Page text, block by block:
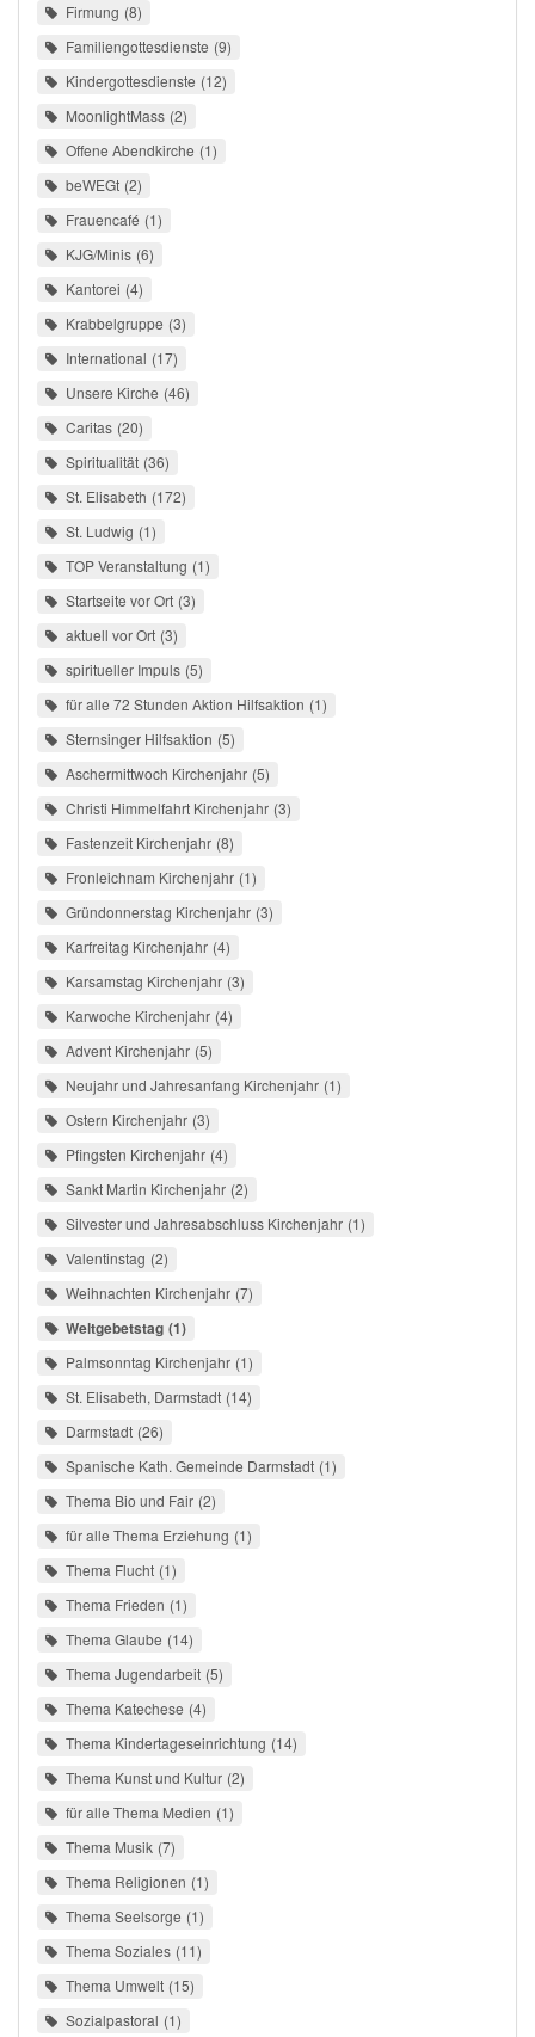
Firmung 8
Familiengottesdienste 9
Kindergottesdienste 12
MoonlightMass 2
Offene Abendkirche 1
beWEGt 2
Frauencafé 1
KJG/Minis 6
Kantorei 4
Krabbelgruppe 3
International 17
Unsere Kirche 46
Caritas 20
Spiritualität 36
St. Elisabeth 172
St. Ludwig 1
TOP Veranstaltung 1
Startseite vor Ort 3
aktuell vor Ort 3
spiritueller Impuls 5
für alle 72 Stunden Aktion Hilfsaktion 1
Sternsinger Hilfsaktion 5
Aschermittwoch Kirchenjahr 5
Christi Himmelfahrt Kirchenjahr 3
Fastenzeit Kirchenjahr 8
Fronleichnam Kirchenjahr 1
Gründonnerstag Kirchenjahr 3
Karfreitag Kirchenjahr 4
Karsamstag Kirchenjahr 3
Karwoche Kirchenjahr 4
Advent Kirchenjahr 5
Neujahr und Jahresanfang Kirchenjahr 1
Ostern Kirchenjahr 3
Pfingsten Kirchenjahr 4
Sankt Martin Kirchenjahr 2
Silvester und Jahresabschluss Kirchenjahr 1
Valentinstag 2
Weihnachten Kirchenjahr 7
Weltgebetstag 1
Palmsonntag Kirchenjahr 1
St. Elisabeth, Darmstadt 14
Darmstadt 26
Spanische Kath. Gemeinde Darmstadt 1
Thema Bio und Fair 2
für alle Thema Erziehung 1
Thema Flucht 1
Thema Frieden 1
Thema Glaube 14
Thema Jugendarbeit 5
Thema Katechese 4
Thema Kindertageseinrichtung 14
Thema Kunst und Kultur 2
für alle Thema Medien 1
Thema Musik 7
Thema Religionen 1
Thema Seelsorge 1
Thema Soziales 11
Thema Umwelt 15
Sozialpastoral 1